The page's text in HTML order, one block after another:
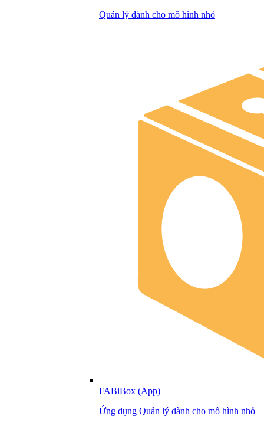
Quản lý dành cho mô hình nhỏ
FABiBox (App)
Ứng dụng Quản lý dành cho mô hình nhỏ